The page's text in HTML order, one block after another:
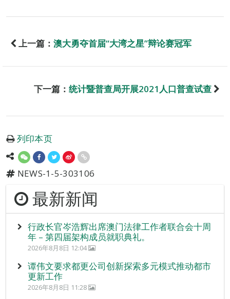
上一篇： 澳大勇夺首届“大湾之星”辩论赛冠军
下一篇： 统计暨普查局开展2021人口普查试查
列印本页
NEWS-1-5-303106
最新新闻
行政长官岑浩辉出席澳门法律工作者联合会十周
年 – 第四届架构成员就职典礼。
2026年8月8日 12:04
谭伟文要求都更公司创新探索多元模式推动都市
更新工作
2026年8月8日 11:28